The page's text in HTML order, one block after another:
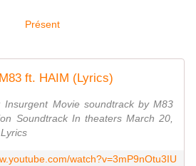
ft. HAIM (Lyrics)
Insurgent Movie soundtrack by M83
Soundtrack In theaters March 20,
watch?v=3mP9nOtu3IU